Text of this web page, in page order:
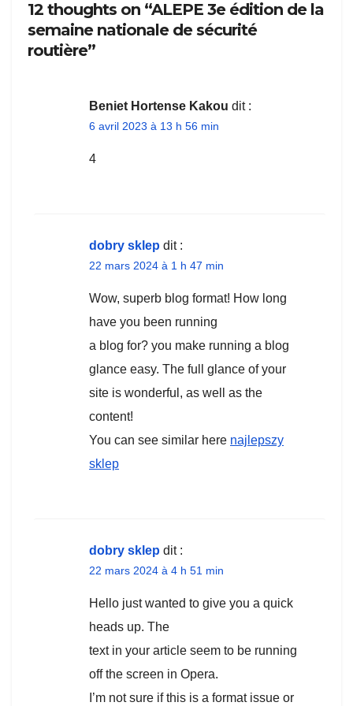
12 thoughts on “ALEPE 3e édition de la
semaine nationale de sécurité
routière”
Beniet Hortense Kakou dit :
6 avril 2023 à 13 h 56 min
4
dobry sklep dit :
22 mars 2024 à 1 h 47 min
Wow, superb blog format! How long
have you been running
a blog for? you make running a blog
glance easy. The full glance of your
site is wonderful, as well as the
content!
You can see similar here najlepszy
sklep
dobry sklep dit :
22 mars 2024 à 4 h 51 min
Hello just wanted to give you a quick
heads up. The
text in your article seem to be running
off the screen in Opera.
I’m not sure if this is a format issue or